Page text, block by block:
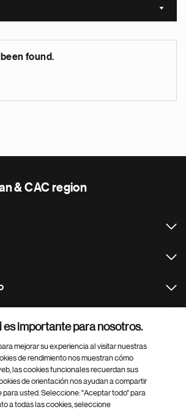
Sort
found.
& CAC region
es importante para nosotros.
mejorar su experiencia al visitar nuestras
de rendimiento nos muestran cómo
las cookies funcionales recuerdan sus
de orientación nos ayudan a compartir
usted. Seleccione: "Aceptar todo" para
a todas las cookies, seleccione